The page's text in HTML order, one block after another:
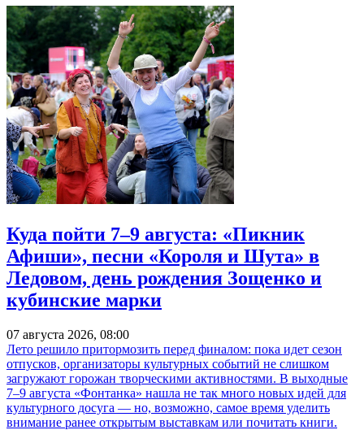
Куда пойти 7–9 августа: «Пикник
Афиши», песни «Короля и Шута» в
Ледовом, день рождения Зощенко и
кубинские марки
07 августа 2026, 08:00
Лето решило притормозить перед финалом: пока идет сезон
отпусков, организаторы культурных событий не слишком
загружают горожан творческими активностями. В выходные
7–9 августа «Фонтанка» нашла не так много новых идей для
культурного досуга — но, возможно, самое время уделить
внимание ранее открытым выставкам или почитать книги.